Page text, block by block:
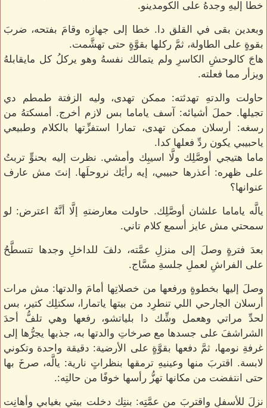
خطا إليهِ وجدهُ على الكومدينو.
وبعدين بقى في القلق دا. خطا إلى جهازه وقامَ بفتحه، ضربَ
بقوةٍ على الطاولة، ثمَّ ركلها بقوَّةٍ حتى تهشَّمت.
هاجَ كالوحشِ الكاسرِ ولم يتمالك نفسهُ وهو يركلُ كل مايقابلهُ
ويزأر مما فعلته.
حاولت والدتهِ تهدئته: ممكن تهدى، وليه الزفتة طمطم دي
تجيلها. حملَ أشيائه: آسف ياماما بس لازم أخرج. أمسكتهُ من
رسغه: أرسلان ممكن تهدى، تمارا استفزِّتها بالكلام وطبيعي
ياحبيبي يكون ردِّ فعلها كدا.
ماما هتيجي أوصَّلِك ولَّا اسيبِك وأمشي. نظرت إليه بحنوٍّ تربتُ
على ظهره: أعذرها حبيبي، إيه رأيَك نروحلَها. إنتَ مش عارف
عنوانها؟
يالَّه ياماما علشان أوصَّلِك. حاولت معارضتهِ إلَّا أنَّهُ اعترض: لو
سمحتي مش عايز أسمع كلام تاني.
بعدَ فترةٍ وصلَ إلى منزلِ عمَّته، دلفَ للداخلِ وجدها تتسطَّحُ
على الفراشِ لعملِ جلسةِ مسَّاج.
وصلَ إليها بخطوةٍ ورفعها من خصلاتِها أمامَ والدتها: مش مرات
أرسلان الجارحي اللي تنطرِد من بيتها ياتمارا، سكتلِك كتير، بس
لحدِّ مراتي وهعمل وشِّك دا بلياتشو، رفعها وهي تلفُّ أحدَ
الشراشفَ على جسدها مع صرخاتِ والدتها به، جذبها يجرُّها إلى
غرفةِ نومها، ثمَّ دفعها بقوَّةٍ على الأرضية: دقيقة واحدة وتكوني
لابسة. اقتربَ منها وعينيهِ ترمقها بنظراتٍ نارية: يالَّه، صرخَ بها
حتى انتفضت من مكانها تهزُّ رأسها خوفًا من حالتِه:.
نزلَ للأسفلِ واقتربَ من عمَّتِه: بنتِك دخلت بيتي بغيابي وأهانِت